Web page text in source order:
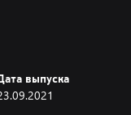
клиентов.
транспорта и
выпуска